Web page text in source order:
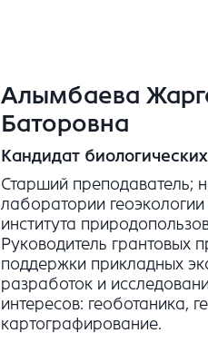
Алымбаева
Баторовна
Кандидат
Старший преподаватель;
лаборатории
института
Руководитель грантовых
поддержки прикладных
разработок и
интересов: геоботаника,
картографирование.